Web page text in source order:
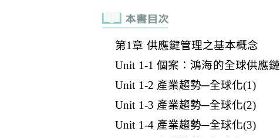
第1章 供應鍵管理之基本概念
Unit 1-1 個案：鴻海的全球供應鏈
Unit 1-2 產業趨勢─全球化(1)
Unit 1-3 產業趨勢─全球化(2)
Unit 1-4 產業趨勢─全球化(3)